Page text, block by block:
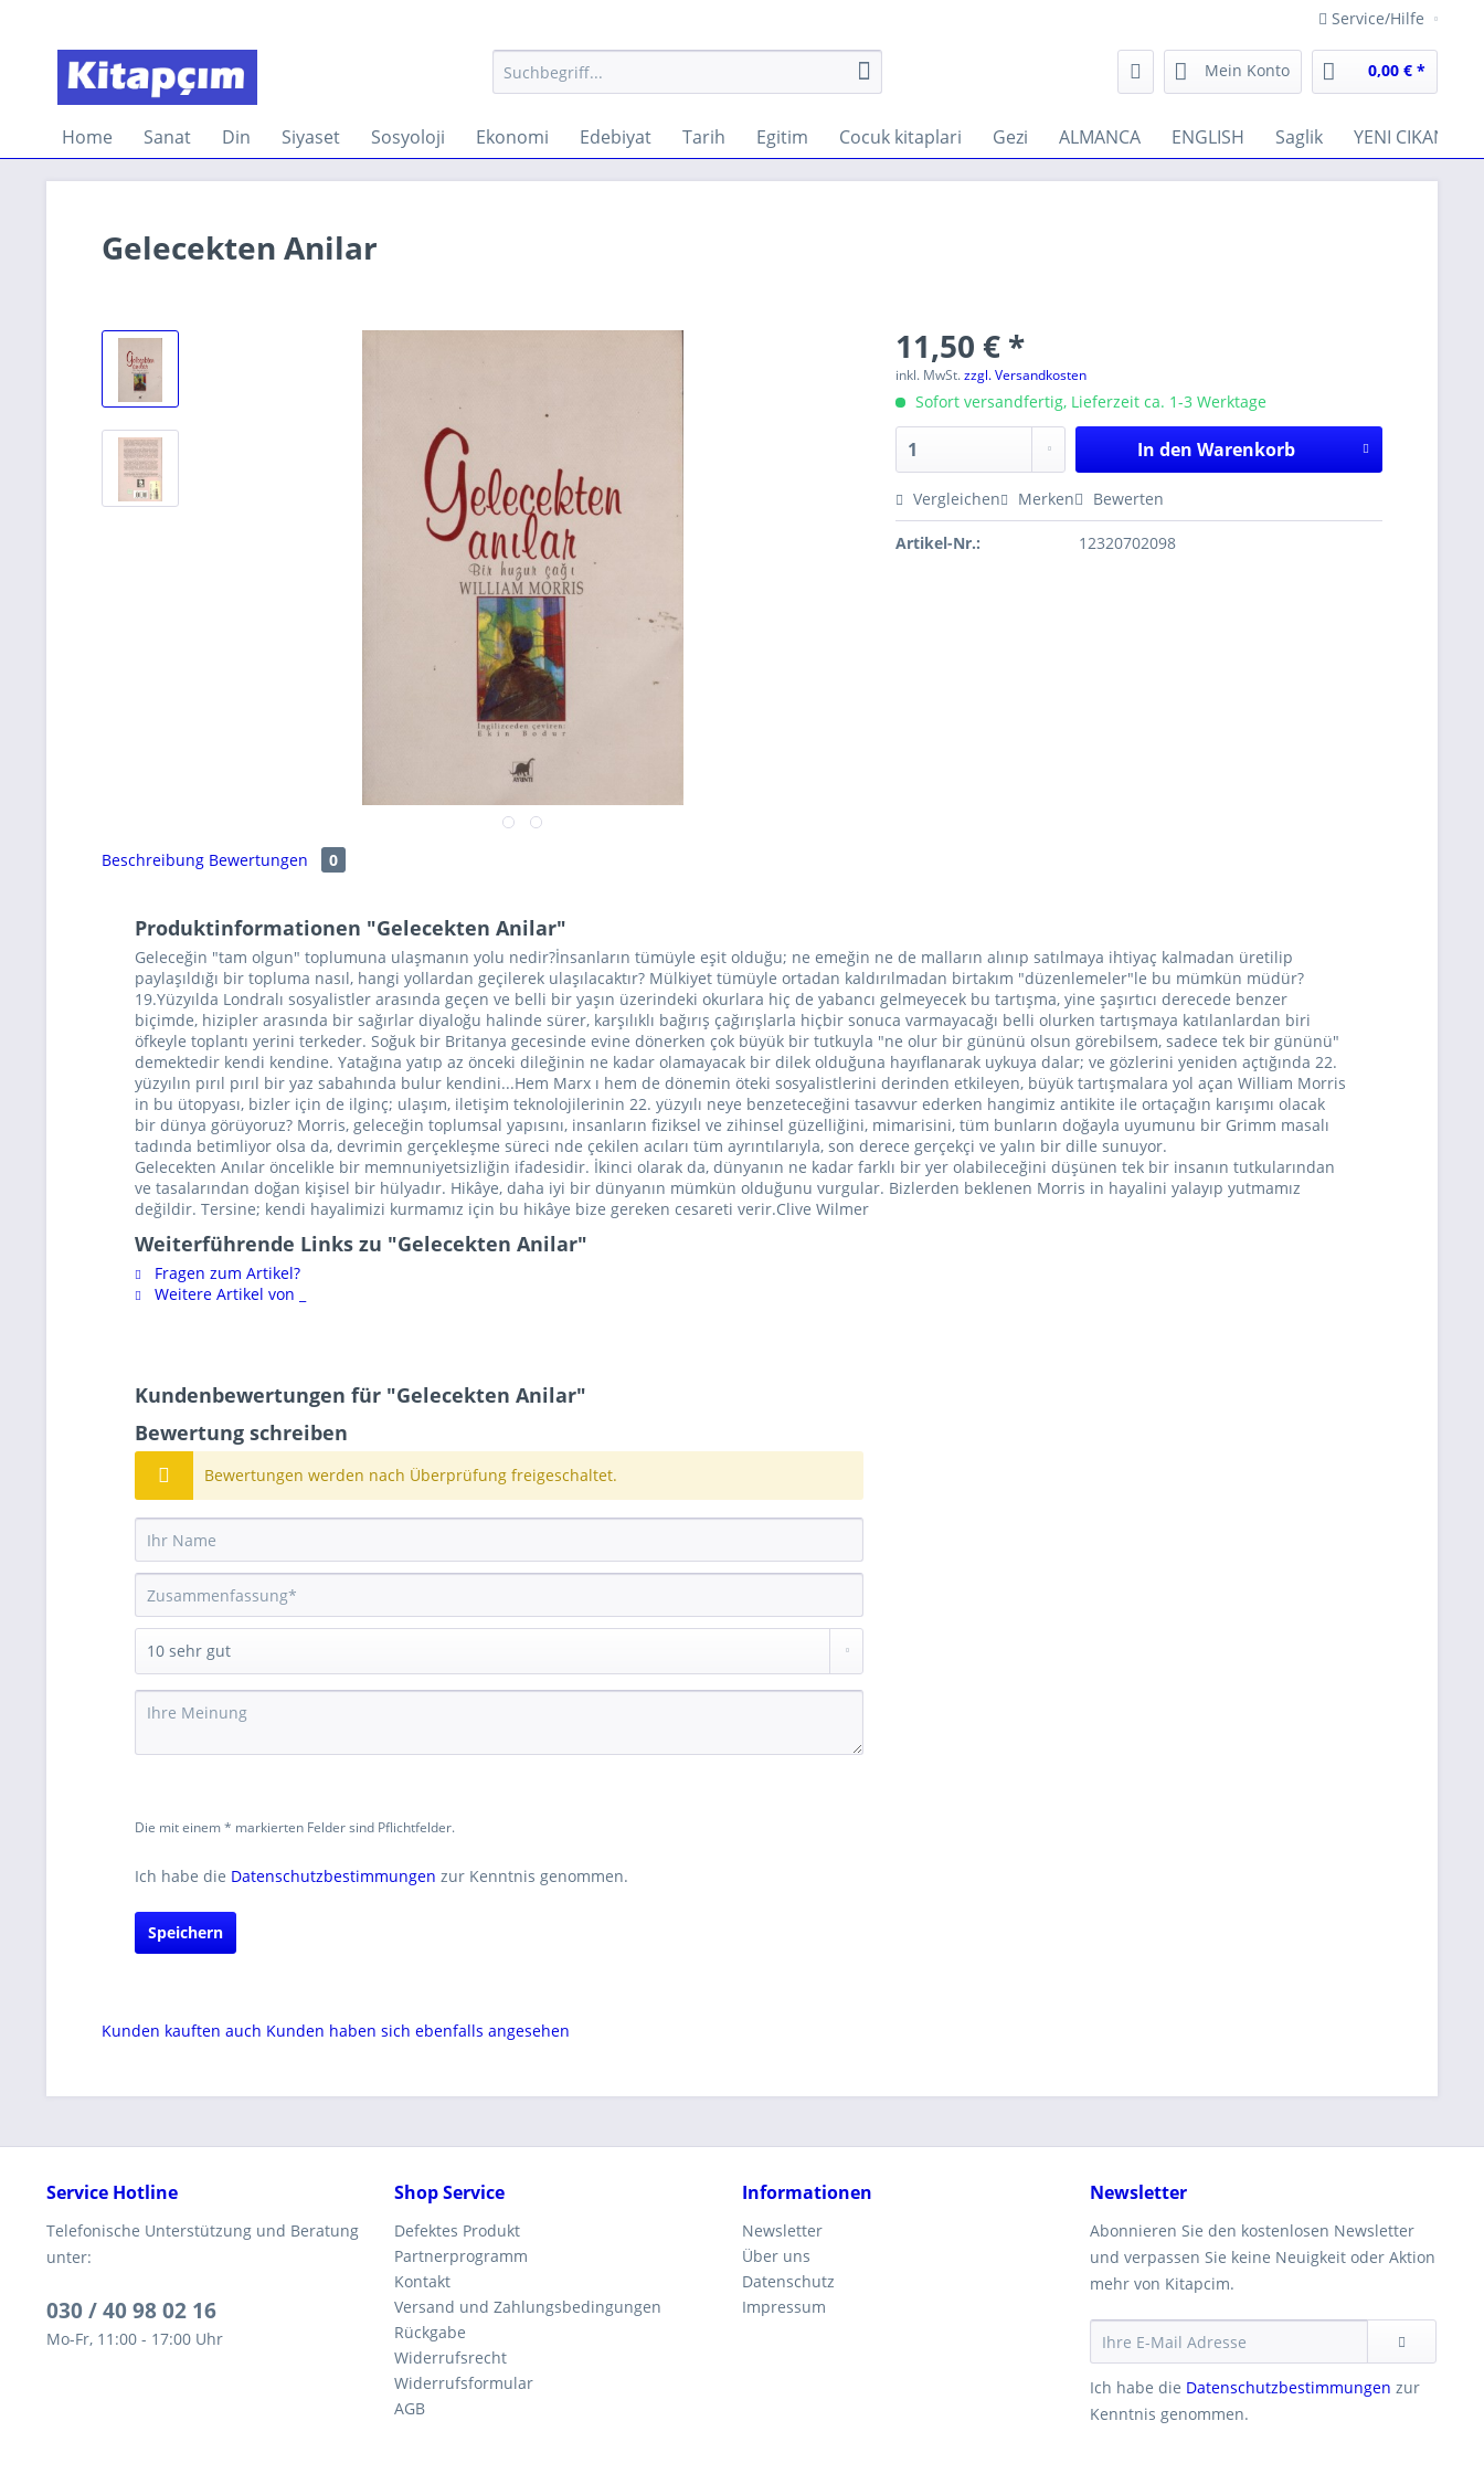
Service/Hilfe
Mein Konto 0,00 € *
Home Sanat Din Siyaset Sosyoloji Ekonomi Edebiyat Tarih Egitim Cocuk kitaplari Gezi ALMANCA ENGLISH Saglik YENI CIKANLAR
Gelecekten Anilar
11,50 € *
inkl. MwSt.zzgl. Versandkosten
Sofort versandfertig, Lieferzeit ca. 1-3 Werktage
In den Warenkorb
Vergleichen Merken Bewerten
Artikel-Nr.: 12320702098
Beschreibung Bewertungen 0
Produktinformationen "Gelecekten Anilar"
Geleceğin "tam olgun" toplumuna ulaşmanın yolu nedir?İnsanların tümüyle eşit olduğu; ne emeğin ne de malların alınıp satılmaya ihtiyaç kalmadan üretilip
paylaşıldığı bir topluma nasıl, hangi yollardan geçilerek ulaşılacaktır? Mülkiyet tümüyle ortadan kaldırılmadan birtakım "düzenlemeler"le bu mümkün müdür?
19.Yüzyılda Londralı sosyalistler arasında geçen ve belli bir yaşın üzerindeki okurlara hiç de yabancı gelmeyecek bu tartışma, yine şaşırtıcı derecede benzer
biçimde, hizipler arasında bir sağırlar diyaloğu halinde sürer, karşılıklı bağırış çağırışlarla hiçbir sonuca varmayacağı belli olurken tartışmaya katılanlardan biri
öfkeyle toplantı yerini terkeder. Soğuk bir Britanya gecesinde evine dönerken çok büyük bir tutkuyla "ne olur bir gününü olsun görebilsem, sadece tek bir gününü"
demektedir kendi kendine. Yatağına yatıp az önceki dileğinin ne kadar olamayacak bir dilek olduğuna hayıflanarak uykuya dalar; ve gözlerini yeniden açtığında 22.
yüzyılın pırıl pırıl bir yaz sabahında bulur kendini...Hem Marx ı hem de dönemin öteki sosyalistlerini derinden etkileyen, büyük tartışmalara yol açan William Morris
in bu ütopyası, bizler için de ilginç; ulaşım, iletişim teknolojilerinin 22. yüzyılı neye benzeteceğini tasavvur ederken hangimiz antikite ile ortaçağın karışımı olacak
bir dünya görüyoruz? Morris, geleceğin toplumsal yapısını, insanların fiziksel ve zihinsel güzelliğini, mimarisini, tüm bunların doğayla uyumunu bir Grimm masalı
tadında betimliyor olsa da, devrimin gerçekleşme süreci nde çekilen acıları tüm ayrıntılarıyla, son derece gerçekçi ve yalın bir dille sunuyor.
Gelecekten Anılar öncelikle bir memnuniyetsizliğin ifadesidir. İkinci olarak da, dünyanın ne kadar farklı bir yer olabileceğini düşünen tek bir insanın tutkularından
ve tasalarından doğan kişisel bir hülyadır. Hikâye, daha iyi bir dünyanın mümkün olduğunu vurgular. Bizlerden beklenen Morris in hayalini yalayıp yutmamız
değildir. Tersine; kendi hayalimizi kurmamız için bu hikâye bize gereken cesareti verir.Clive Wilmer
Weiterführende Links zu "Gelecekten Anilar"
Fragen zum Artikel?
Weitere Artikel von _
Kundenbewertungen für "Gelecekten Anilar"
Bewertung schreiben
Bewertungen werden nach Überprüfung freigeschaltet.
Die mit einem * markierten Felder sind Pflichtfelder.
Ich habe die Datenschutzbestimmungen zur Kenntnis genommen.
Speichern
Kunden kauften auch Kunden haben sich ebenfalls angesehen
Service Hotline
Telefonische Unterstützung und Beratung
unter:
030 / 40 98 02 16
Mo-Fr, 11:00 - 17:00 Uhr
Shop Service
Defektes Produkt
Partnerprogramm
Kontakt
Versand und Zahlungsbedingungen
Rückgabe
Widerrufsrecht
Widerrufsformular
AGB
Informationen
Newsletter
Über uns
Datenschutz
Impressum
Newsletter
Abonnieren Sie den kostenlosen Newsletter
und verpassen Sie keine Neuigkeit oder Aktion
mehr von Kitapcim.
Ich habe die Datenschutzbestimmungen zur
Kenntnis genommen.